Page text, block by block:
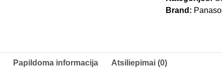
Brand:
Papildoma informacija Atsiliepimai (0)